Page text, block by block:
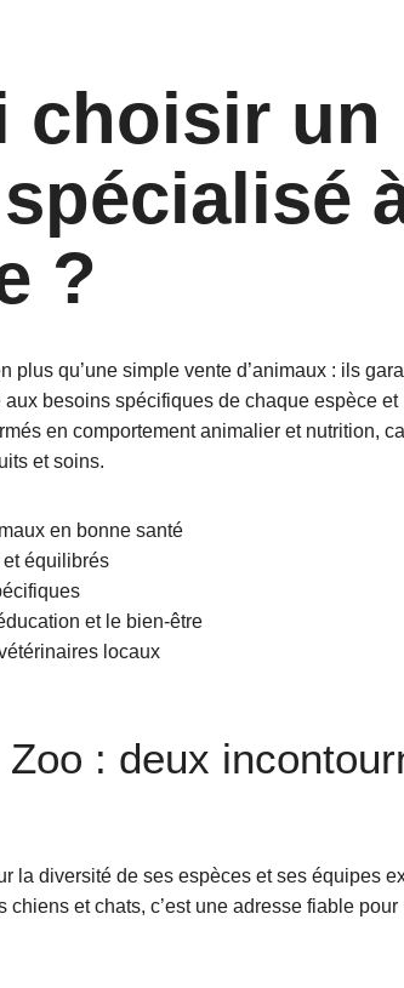
choisir un
?
plus qu’une simple vente d’animaux : ils
besoins spécifiques de chaque espèce et
en comportement animalier et nutrition,
et soins.
en bonne santé
équilibrés
et le bien-être
locaux
: deux
la diversité de ses espèces et ses équipes
et chats, c’est une adresse fiable